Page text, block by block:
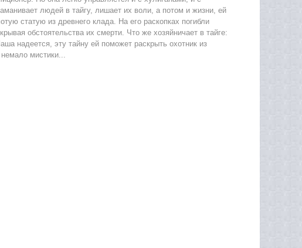
людей в тайгу, лишает их воли, а потом и жизни, ей
статую из древнего клада. На его раскопках погибли
обстоятельства их смерти. Что же хозяйничает в тайге:
надеется, эту тайну ей поможет раскрыть охотник из
мистики...